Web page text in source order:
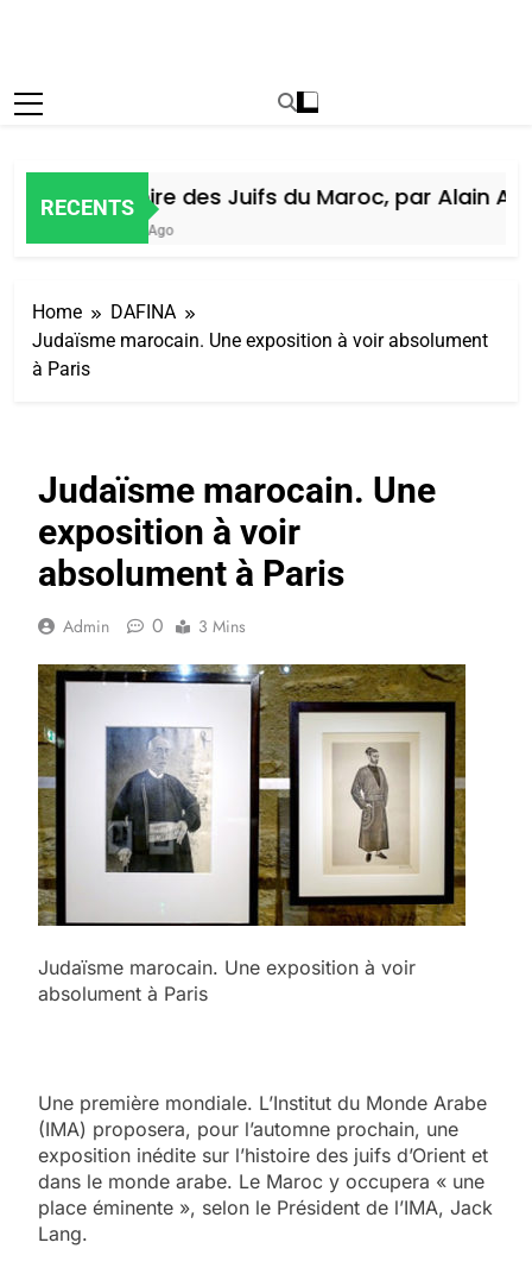
RECENTS
Histoire des Juifs du Maroc, par Alain
6 Jours Ago
Home
DAFINA
Judaïsme marocain. Une exposition à voir absolument
à Paris
Judaïsme marocain. Une
exposition à voir
absolument à Paris
Admin 0 3 Mins
Judaïsme marocain. Une exposition à voir
absolument à Paris
Une première mondiale. L’Institut du Monde Arabe
(IMA) proposera, pour l’automne prochain, une
exposition inédite sur l’histoire des juifs d’Orient et
dans le monde arabe. Le Maroc y occupera « une
place éminente », selon le Président de l’IMA, Jack
Lang.